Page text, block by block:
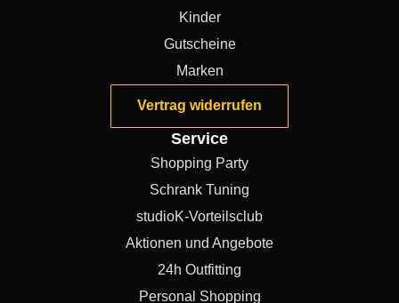
Kinder
Gutscheine
Marken
Vertrag widerrufen
Service
Shopping Party
Schrank Tuning
studioK-Vorteilsclub
Aktionen und Angebote
24h Outfitting
Personal Shopping